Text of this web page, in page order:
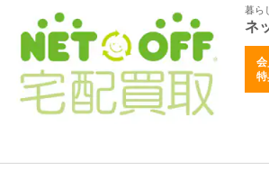
暮ら
ネ
会